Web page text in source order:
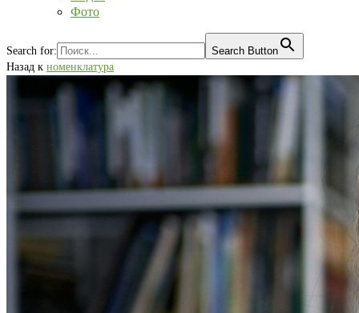
Фото
Search for:
Search Button
Назад к номенклатура